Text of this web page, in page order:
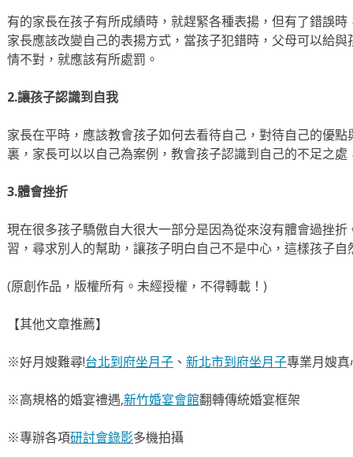
有的家長在孩子有所成績時，就趕緊各種表揚，但有了錯誤
家長應該改變自己的表揚方式，當孩子犯錯時，父母可以給
情不對，就應該有所處罰。
2.讓孩子認識到自我
家長在平時，應該教會孩子如何去看待自己，對待自己的優
裏，家長可以以自己為案例，教會孩子認識到自己的不足之
3.體會挫折
現在很多孩子驕傲自大很大一部分是因為從來沒有體會過挫
習，尋求別人的幫助，讓孩子明白自己不是中心，這樣孩子
(原創作品，版權所有。未經授權，不得轉載！)
【其他文章推薦】
※好月嫂難尋!台北到府坐月子、 新北市到府坐月子專業月嫂
※高規格的婚宴禮遇,新竹婚宴會館翻轉傳統婚宴框架
※專辦各項研討會錄影多機拍攝